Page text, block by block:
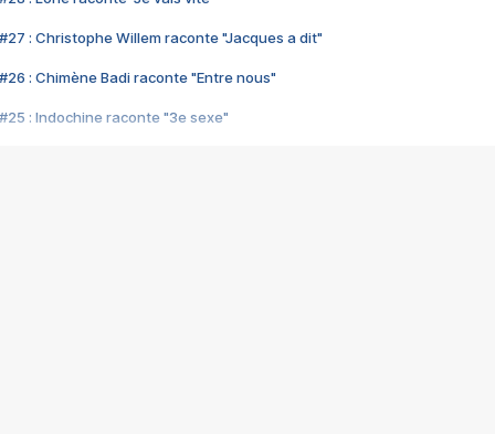
#27 : Christophe Willem raconte "Jacques a dit"
#26 : Chimène Badi raconte "Entre nous"
#25 : Indochine raconte "3e sexe"